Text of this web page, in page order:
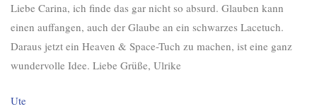
Liebe Carina, ich finde das gar nicht so absurd. Glauben kann
einen auffangen, auch der Glaube an ein schwarzes Lacetuch.
Daraus jetzt ein Heaven & Space-Tuch zu machen, ist eine ganz
wundervolle Idee. Liebe Grüße, Ulrike
Ute